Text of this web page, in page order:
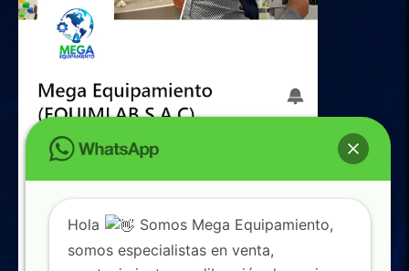
Hola
Somos Mega Equipamiento,
somos especialistas en venta,